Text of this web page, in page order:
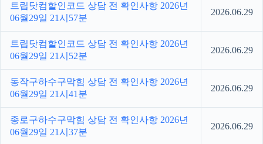
트립닷컴할인코드 상담 전 확인사항 2026년
06월29일 21시57분
2026.06.29
트립닷컴할인코드 상담 전 확인사항 2026년
06월29일 21시52분
2026.06.29
동작구하수구막힘 상담 전 확인사항 2026년
06월29일 21시41분
2026.06.29
종로구하수구막힘 상담 전 확인사항 2026년
06월29일 21시37분
2026.06.29